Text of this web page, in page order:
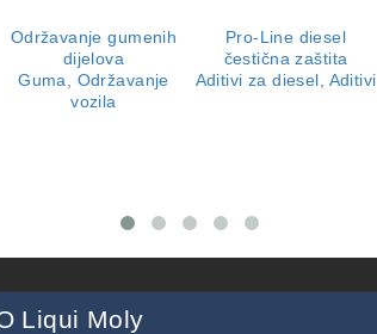
Održavanje gumenih
dijelova
Guma, Održavanje
vozila
Pro-Line diesel
čestična zaštita
Aditivi za diesel, Aditivi
Liqui Moly